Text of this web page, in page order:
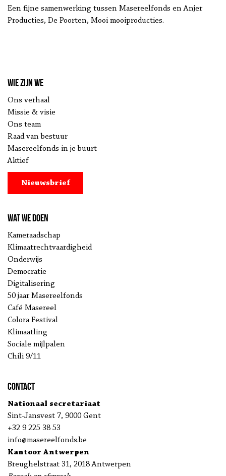
Een fijne samenwerking tussen Masereelfonds en Anjer
Producties, De Poorten, Mooi mooiproducties.
Wie zijn we
Ons verhaal
Missie & visie
Ons team
Raad van bestuur
Masereelfonds in je buurt
Aktief
Nieuwsbrief
Wat we doen
Kameraadschap
Klimaatrechtvaardigheid
Onderwijs
Democratie
Digitalisering
50 jaar Masereelfonds
Café Masereel
Colora Festival
Klimaatling
Sociale mijlpalen
Chili 9/11
Contact
Nationaal secretariaat
Sint-Jansvest 7, 9000 Gent
+32 9 225 38 53
info@masereelfonds.be
Kantoor Antwerpen
Breughelstraat 31, 2018 Antwerpen